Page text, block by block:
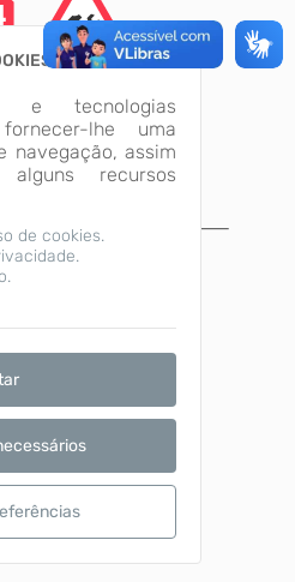
foi
para o início
e tecnologias
lhe uma
navegação, assim
alguns recursos
de cookies.